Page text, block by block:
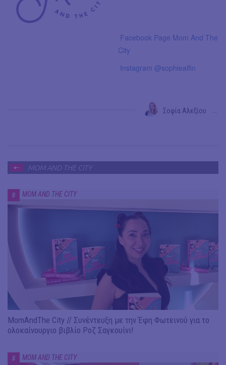
Facebook Page Mom And The
City
Instagram @sophiealfin
Σοφία Αλεξίου
MOM AND THE CITY
# MOM AND THE CITY
MomAndThe City // Συνέντευξη με την Έφη Φωτεινού για το
ολοκαίνουργιο βιβλίο Ροζ Σαγκουίνι!
# MOM AND THE CITY